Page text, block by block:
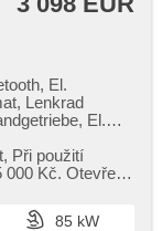
El.
Lenkrad
El.
Elektronisches
El.
6x Airbag
Při použití
Kč. Otevřeno
85 kW